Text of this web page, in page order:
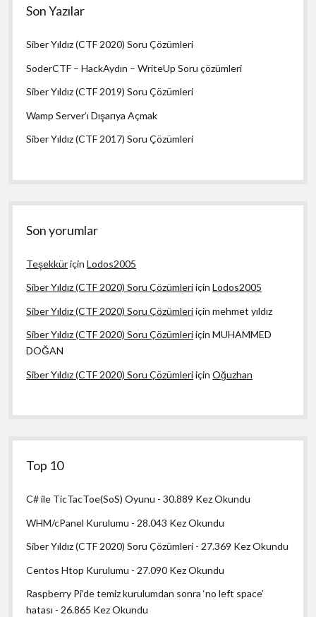
Son Yazılar
Siber Yıldız (CTF 2020) Soru Çözümleri
SoderCTF – HackAydın – WriteUp Soru çözümleri
Siber Yıldız (CTF 2019) Soru Çözümleri
Wamp Server’ı Dışarıya Açmak
Siber Yıldız (CTF 2017) Soru Çözümleri
Son yorumlar
TeşekküriçinLodos2005
Siber Yıldız (CTF 2020) Soru ÇözümleriiçinLodos2005
Siber Yıldız (CTF 2020) Soru Çözümleriiçinmehmet yıldız
Siber Yıldız (CTF 2020) Soru ÇözümleriiçinMUHAMMED
DOĞAN
Siber Yıldız (CTF 2020) Soru ÇözümleriiçinOğuzhan
Top 10
C# ile TicTacToe(SoS) Oyunu - 30.889 Kez Okundu
WHM/cPanel Kurulumu - 28.043 Kez Okundu
Siber Yıldız (CTF 2020) Soru Çözümleri - 27.369 Kez Okundu
Centos Htop Kurulumu - 27.090 Kez Okundu
Raspberry Pi’de temiz kurulumdan sonra ‘no left space’
hatası - 26.865 Kez Okundu